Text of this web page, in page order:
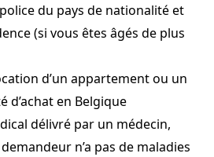
du pays de nationalité et
(si vous êtes âgés de plus
d’un appartement ou un
d’achat en Belgique
délivré par un médecin,
n’a pas de maladies